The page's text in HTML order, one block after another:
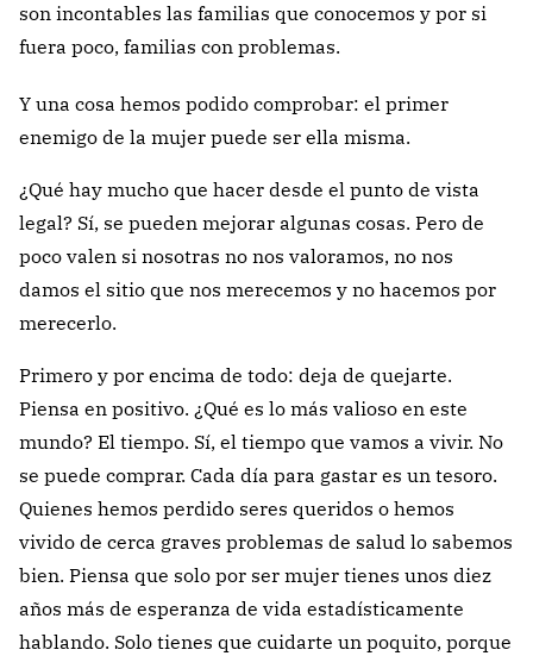
son incontables las familias que conocemos y por si
fuera poco, familias con problemas.
Y una cosa hemos podido comprobar: el primer
enemigo de la mujer puede ser ella misma.
¿Qué hay mucho que hacer desde el punto de vista
legal? Sí, se pueden mejorar algunas cosas. Pero de
poco valen si nosotras no nos valoramos, no nos
damos el sitio que nos merecemos y no hacemos por
merecerlo.
Primero y por encima de todo: deja de quejarte.
Piensa en positivo. ¿Qué es lo más valioso en este
mundo? El tiempo. Sí, el tiempo que vamos a vivir. No
se puede comprar. Cada día para gastar es un tesoro.
Quienes hemos perdido seres queridos o hemos
vivido de cerca graves problemas de salud lo sabemos
bien. Piensa que solo por ser mujer tienes unos diez
años más de esperanza de vida estadísticamente
hablando. Solo tienes que cuidarte un poquito, porque